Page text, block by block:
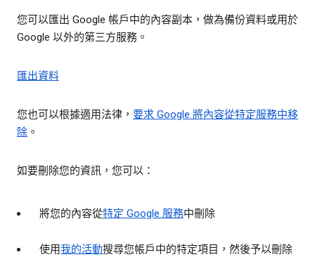
您可以匯出 Google 帳戶中的內容副本，做為備份資料或用於
Google 以外的第三方服務。
匯出資料
您也可以根據適用法律， 要求 Google 將內容從特定服務中移
除 。
如要刪除您的資訊，您可以：
將您的內容從特定 Google 服務中刪除
使用我的活動搜尋您帳戶中的特定項目，然後予以刪除